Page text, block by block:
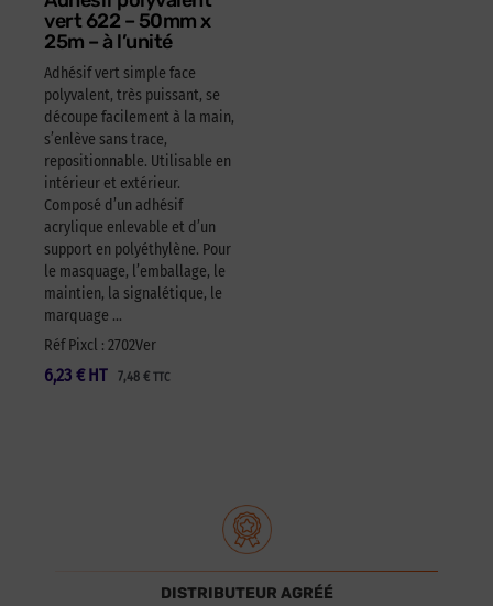
vert 622 – 50mm x
25m – à l’unité
Adhésif vert simple face
polyvalent, très puissant, se
découpe facilement à la main,
s’enlève sans trace,
repositionnable. Utilisable en
intérieur et extérieur.
Composé d’un adhésif
acrylique enlevable et d’un
support en polyéthylène. Pour
le masquage, l’emballage, le
maintien, la signalétique, le
marquage …
Réf Pixcl : 2702Ver
6,23 € 7,48 € TTC
HT
DISTRIBUTEUR AGRÉÉ